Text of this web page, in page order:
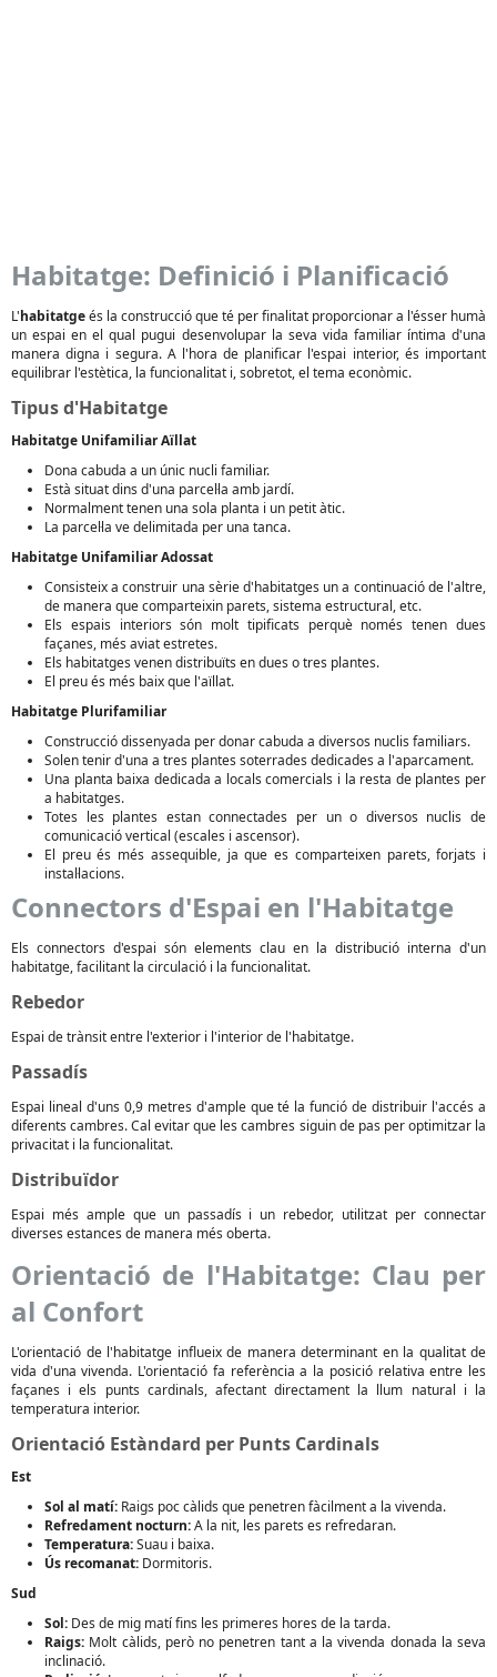
Habitatge: Definició i Planificació
L'habitatgeés la construcció que té per finalitat proporcionar a l'ésser humà
un espai en el qual pugui desenvolupar la seva vida familiar íntima d'una
manera digna i segura. A l'hora de planificar l'espai interior, és important
equilibrar l'estètica, la funcionalitat i, sobretot, el tema econòmic.
Tipus d'Habitatge
Habitatge Unifamiliar Aïllat
Dona cabuda a un únic nucli familiar.
Està situat dins d'una parcel·la amb jardí.
Normalment tenen una sola planta i un petit àtic.
La parcel·la ve delimitada per una tanca.
Habitatge Unifamiliar Adossat
Consisteix a construir una sèrie d'habitatges un a continuació de l'altre,
de manera que comparteixin parets, sistema estructural, etc.
Els espais interiors són molt tipificats perquè només tenen dues
façanes, més aviat estretes.
Els habitatges venen distribuïts en dues o tres plantes.
El preu és més baix que l'aïllat.
Habitatge Plurifamiliar
Construcció dissenyada per donar cabuda a diversos nuclis familiars.
Solen tenir d'una a tres plantes soterrades dedicades a l'aparcament.
Una planta baixa dedicada a locals comercials i la resta de plantes per
a habitatges.
Totes les plantes estan connectades per un o diversos nuclis de
comunicació vertical (escales i ascensor).
El preu és més assequible, ja que es comparteixen parets, forjats i
instal·lacions.
Connectors d'Espai en l'Habitatge
Els connectors d'espai són elements clau en la distribució interna d'un
habitatge, facilitant la circulació i la funcionalitat.
Rebedor
Espai de trànsit entre l'exterior i l'interior de l'habitatge.
Passadís
Espai lineal d'uns 0,9 metres d'ample que té la funció de distribuir l'accés a
diferents cambres. Cal evitar que les cambres siguin de pas per optimitzar la
privacitat i la funcionalitat.
Distribuïdor
Espai més ample que un passadís i un rebedor, utilitzat per connectar
diverses estances de manera més oberta.
Orientació de l'Habitatge: Clau per
al Confort
L'orientació de l'habitatge influeix de manera determinant en la qualitat de
vida d'una vivenda. L'orientació fa referència a la posició relativa entre les
façanes i els punts cardinals, afectant directament la llum natural i la
temperatura interior.
Orientació Estàndard per Punts Cardinals
Est
Sol al matí: Raigs poc càlids que penetren fàcilment a la vivenda.
Refredament nocturn:A la nit, les parets es refredaran.
Temperatura:Suau i baixa.
Ús recomanat: Dormitoris.
Sud
Sol: Des de mig matí fins les primeres hores de la tarda.
Raigs: Molt càlids, però no penetren tant a la vivenda donada la seva
inclinació.